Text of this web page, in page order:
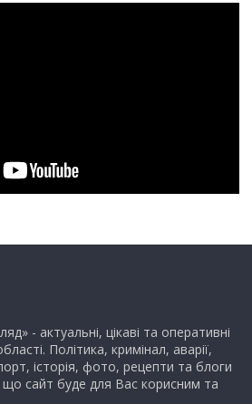
- актуальні, цікаві та оперативні
Політика, кримінал, аварії,
історія, фото, рецепти та блоги
сайт буде для Вас корисним та